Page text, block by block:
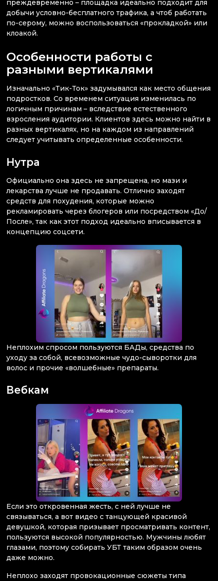
преждевременно – площадка идеально подходит для
добычи условно-бесплатного трафика, а чтоб работать
по-серому, можно воспользоваться «прокладкой» или
клоакой.
Особенности работы с
разными вертикалями
Изначально «Тик-Ток» задумывался как место общения
подростков. Со временем ситуация изменилась по
логичным причинам – вследствие естественного
взросления аудитории. Клиентов здесь можно найти в
разных вертикалях, но на каждом из направлений
следует учитывать определенные особенности.
Нутра
Официально она здесь не запрещена, но мази и
лекарства лучше не продавать. Отлично заходят
средств для похудения, которые можно
рекламировать через блогеров или посредством «До/
После», так как этот подход идеально вписывается в
концепцию соцсети.
Неплохим спросом пользуются БАДы, средства по
уходу за собой, всевозможные чудо-сыворотки для
волос и прочие «волшебные» препараты.
Вебкам
Если это откровенная жесть, с ней лучше не
связываться, а вот видео с танцующей красивой
девушкой, которая призывает просматривать контент,
пользуются высокой популярностью. Мужчины любят
глазами, поэтому собирать УБТ таким образом очень
даже можно.
Неплохо заходят провокационные сюжеты типа